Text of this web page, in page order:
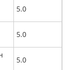
5.0
5.0
5.0